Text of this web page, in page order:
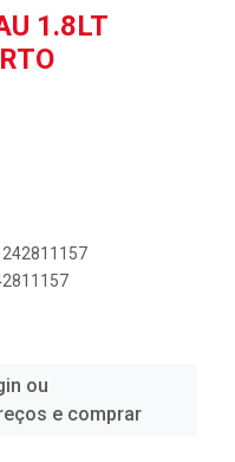
1.8LT
ou
e comprar